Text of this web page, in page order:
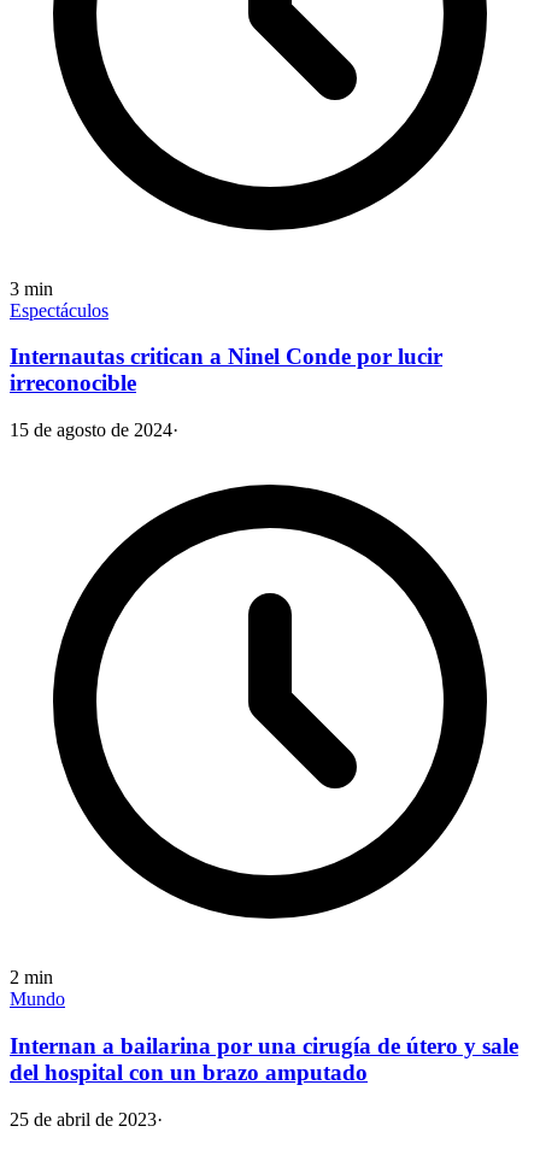
3 min
Espectáculos
Internautas critican a Ninel Conde por lucir
irreconocible
15 de agosto de 2024·
2 min
Mundo
Internan a bailarina por una cirugía de útero y sale
del hospital con un brazo amputado
25 de abril de 2023·